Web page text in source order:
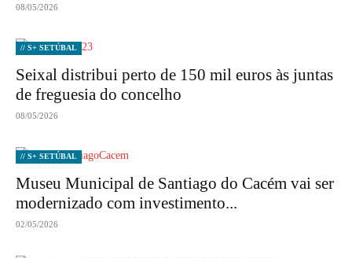
08/05/2026
// S+ SETÚBAL
Seixal distribui perto de 150 mil euros às juntas
de freguesia do concelho
08/05/2026
// S+ SETÚBAL
Museu Municipal de Santiago do Cacém vai ser
modernizado com investimento...
02/05/2026